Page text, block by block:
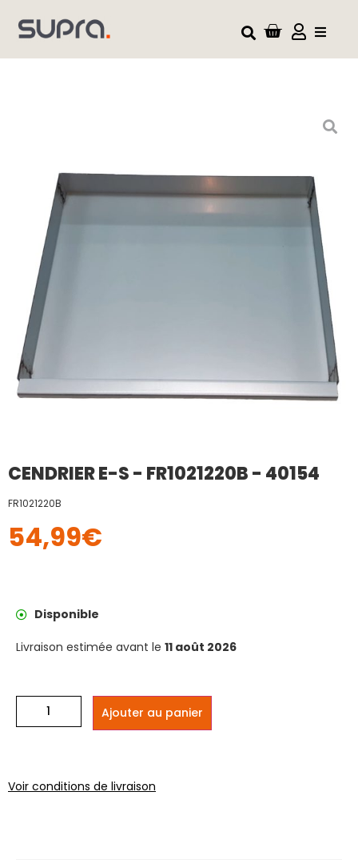
CENDRIER E-S - FR1021220B - 40154
FR1021220B
54,99€
Disponible
Livraison estimée avant le 11 août 2026
Ajouter au panier
Voir conditions de livraison